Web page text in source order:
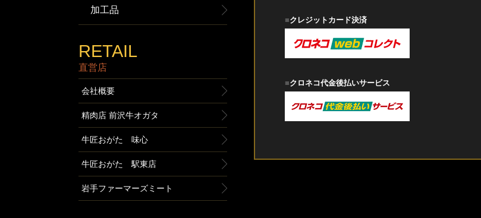
クレジットカード決済
クロネコ代金後払いサービス
加工品
RETAIL
直営店
会社概要
精肉店 前沢牛オガタ
牛匠おがた 味心
牛匠おがた 駅東店
岩手ファーマーズミート